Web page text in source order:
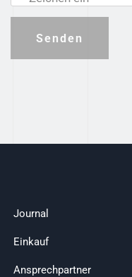
Senden
Journal
Einkauf
Ansprechpartner